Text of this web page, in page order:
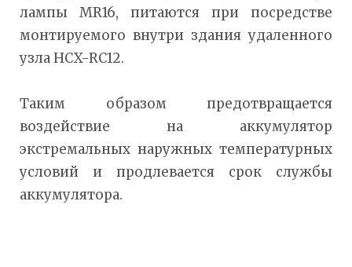
лампы MR16, питаются при посредстве
монтируемого внутри здания удаленного
узла HCX-RC12.
Таким образом предотвращается
воздействие на аккумулятор
экстремальных наружных температурных
условий и продлевается срок службы
аккумулятора.